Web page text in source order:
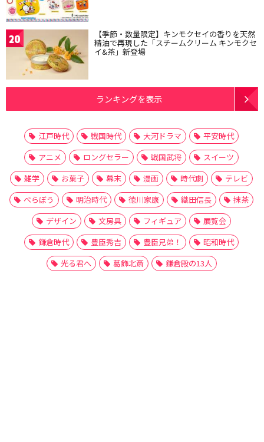
20 【季節・数量限定】キンモクセイの香りを天然
精油で再現した「スチームクリーム キンモクセ
イ&茶」新登場
ランキングを表示
江戸時代 戦国時代 大河ドラマ
平安時代
アニメ
ロングセラー 戦国武将
スイーツ
雑学
お菓子 幕末 漫画 時代劇
テレビ
べらぼう
明治時代 徳川家康 織田信長
抹茶
デザイン
文房具 フィギュア
展覧会
鎌倉時代
豊臣秀吉 豊臣兄弟！
昭和時代
光る君へ
葛飾北斎 鎌倉殿の13人